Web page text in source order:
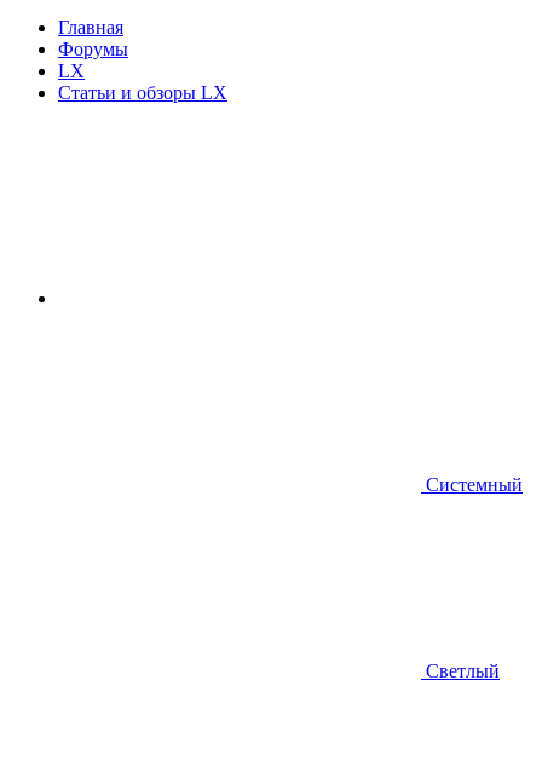
Главная
Форумы
LX
Статьи и обзоры LX
Системный
Светлый